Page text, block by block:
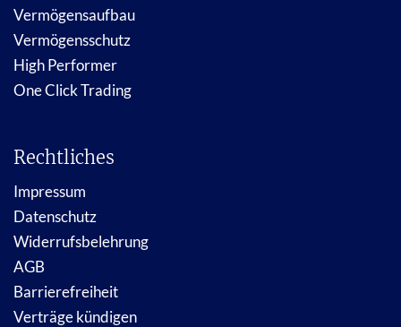
Vermögensaufbau
Vermögensschutz
High Performer
One Click Trading
Rechtliches
Impressum
Datenschutz
Widerrufsbelehrung
AGB
Barrierefreiheit
Verträge kündigen